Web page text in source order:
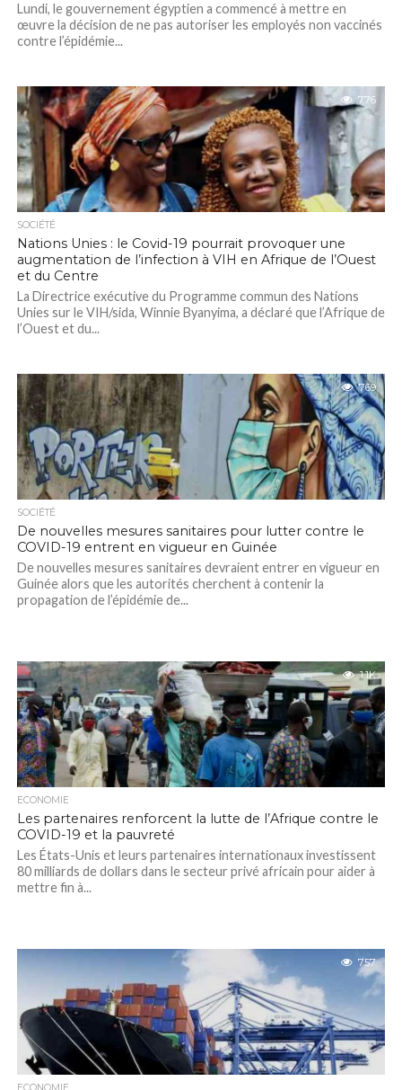
Lundi, le gouvernement égyptien a commencé à mettre en
œuvre la décision de ne pas autoriser les employés non vaccinés
contre l’épidémie...
776
SOCIÉTÉ
Nations Unies : le Covid-19 pourrait provoquer une
augmentation de l’infection à VIH en Afrique de l’Ouest
et du Centre
La Directrice exécutive du Programme commun des Nations
Unies sur le VIH/sida, Winnie Byanyima, a déclaré que l’Afrique de
l’Ouest et du...
769
SOCIÉTÉ
De nouvelles mesures sanitaires pour lutter contre le
COVID-19 entrent en vigueur en Guinée
De nouvelles mesures sanitaires devraient entrer en vigueur en
Guinée alors que les autorités cherchent à contenir la
propagation de l’épidémie de...
1.1K
ECONOMIE
Les partenaires renforcent la lutte de l’Afrique contre le
COVID-19 et la pauvreté
Les États-Unis et leurs partenaires internationaux investissent
80 milliards de dollars dans le secteur privé africain pour aider à
mettre fin à...
757